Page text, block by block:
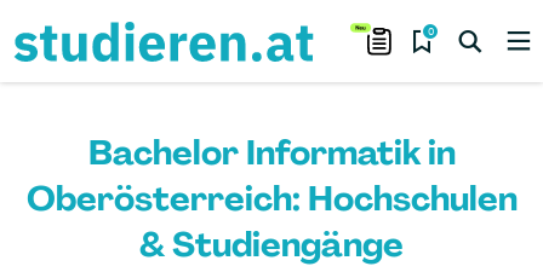
0
Bachelor Informatik in
Oberösterreich: Hochschulen
& Studiengänge